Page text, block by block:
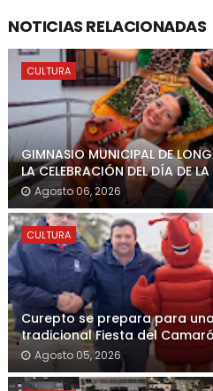
NOTICIAS RELACIONADAS
CULTURA
GIMNASIO MUNICIPAL DE
LA CELEBRACIÓN DEL DÍA DE
Agosto 06, 2026
CULTURA
Curepto se prepara para
tradicional Fiesta del
Agosto 05, 2026